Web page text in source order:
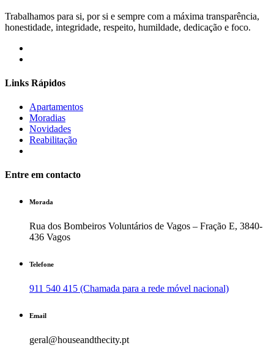
Trabalhamos para si, por si e sempre com a máxima transparência,
honestidade, integridade, respeito, humildade, dedicação e foco.
Links Rápidos
Apartamentos
Moradias
Novidades
Reabilitação
Entre em contacto
Morada
Rua dos Bombeiros Voluntários de Vagos – Fração E, 3840-
436 Vagos
Telefone
911 540 415 (Chamada para a rede móvel nacional)
Email
geral@houseandthecity.pt